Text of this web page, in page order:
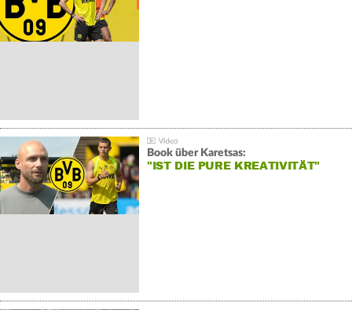
Book über Karetsas:
"IST DIE PURE KREATIVITÄT"